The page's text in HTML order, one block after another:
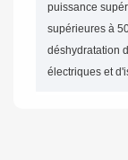
puissance
supérieures à
déshydratation
électriques et